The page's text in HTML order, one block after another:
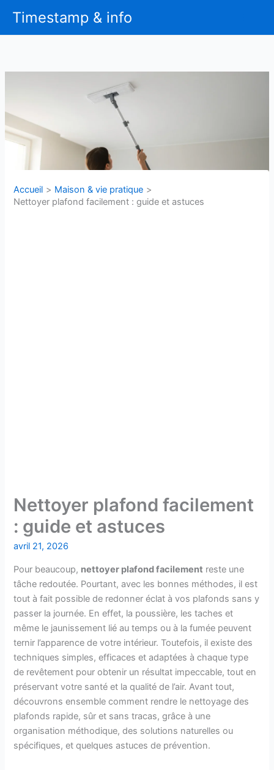
contenu
Timestamp & info
Accueil
Maison & vie pratique
Nettoyer plafond facilement : guide et astuces
Nettoyer plafond facilement
: guide et astuces
avril 21, 2026
Pour beaucoup, nettoyer plafond facilement reste une
tâche redoutée. Pourtant, avec les bonnes méthodes, il est
tout à fait possible de redonner éclat à vos plafonds sans y
passer la journée. En effet, la poussière, les taches et
même le jaunissement lié au temps ou à la fumée peuvent
ternir l’apparence de votre intérieur. Toutefois, il existe des
techniques simples, efficaces et adaptées à chaque type
de revêtement pour obtenir un résultat impeccable, tout en
préservant votre santé et la qualité de l’air. Avant tout,
découvrons ensemble comment rendre le nettoyage des
plafonds rapide, sûr et sans tracas, grâce à une
organisation méthodique, des solutions naturelles ou
spécifiques, et quelques astuces de prévention.